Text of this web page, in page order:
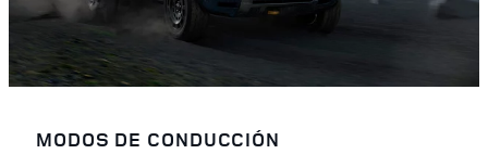
MODOS DE CONDUCCIÓN